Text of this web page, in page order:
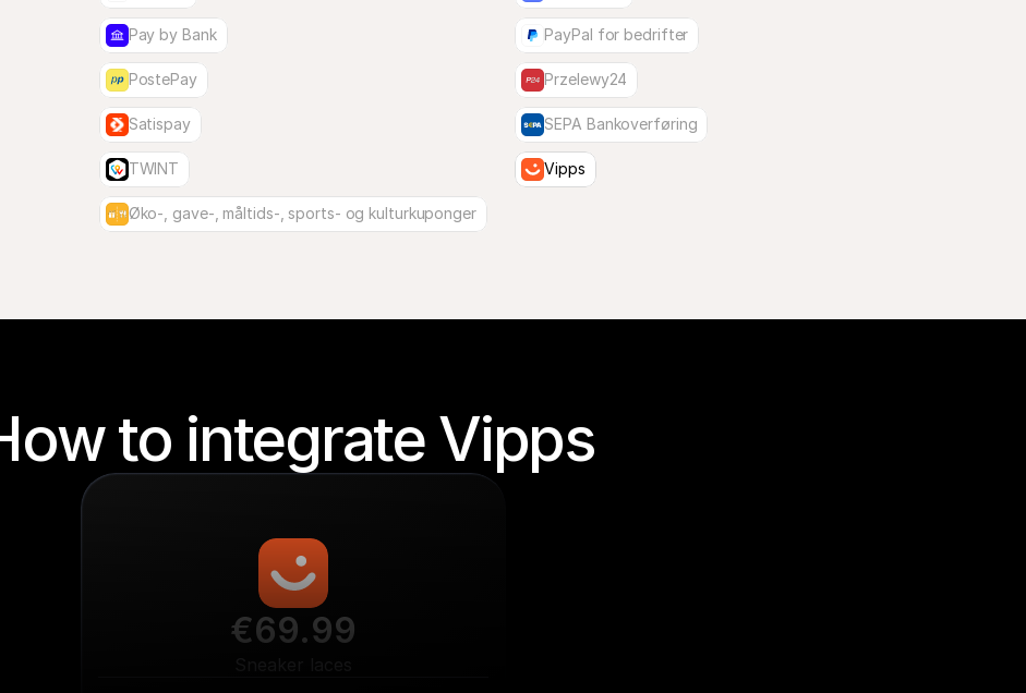
Pay by Bank PayPal for bedrifter
PostePay Przelewy24
Satispay SEPA Bankoverføring
TWINT Vipps
Øko-, gave-, måltids-, sports- og kulturkuponger
to integrate Vipps
€69.99